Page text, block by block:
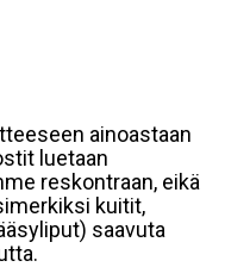
ainoastaan
luetaan
reskontraan, eikä
kuitit,
saavuta